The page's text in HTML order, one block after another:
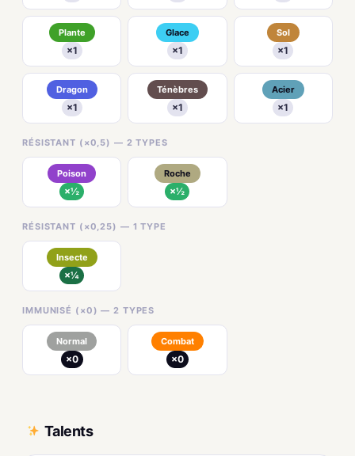
Plante
×1
Glace
×1
Sol
×1
Dragon
×1
Ténèbres
×1
Acier
×1
RÉSISTANT (×0,5) — 2 TYPES
Poison
×½
Roche
×½
RÉSISTANT (×0,25) — 1 TYPE
Insecte
×¼
IMMUNISÉ (×0) — 2 TYPES
Normal
×0
Combat
×0
Talents